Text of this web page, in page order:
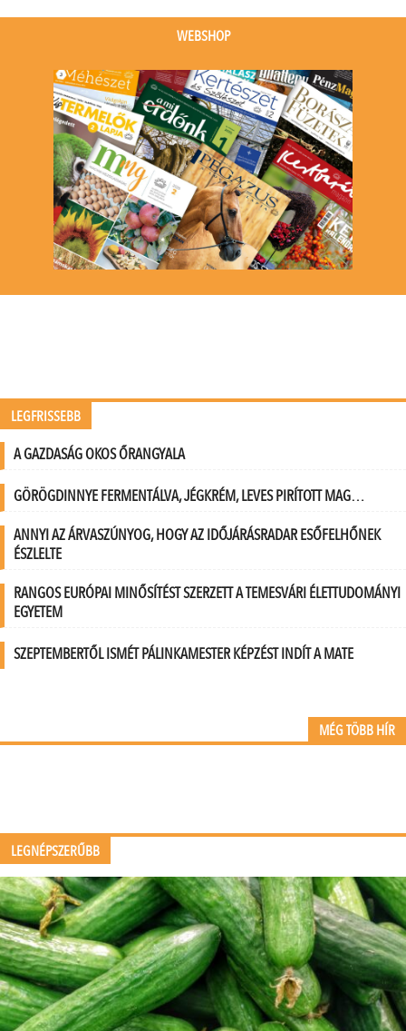
event)
event)
WEBSHOP
LEGFRISSEBB
A GAZDASÁG OKOS ŐRANGYALA
GÖRÖGDINNYE FERMENTÁLVA, JÉGKRÉM, LEVES PIRÍTOTT MAG…
ANNYI AZ ÁRVASZÚNYOG, HOGY AZ IDŐJÁRÁSRADAR ESŐFELHŐNEK
ÉSZLELTE
RANGOS EURÓPAI MINŐSÍTÉST SZERZETT A TEMESVÁRI ÉLETTUDOMÁNYI
EGYETEM
SZEPTEMBERTŐL ISMÉT PÁLINKAMESTER KÉPZÉST INDÍT A MATE
MÉG TÖBB HÍR
LEGNÉPSZERŰBB